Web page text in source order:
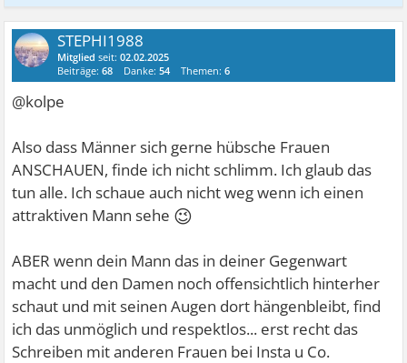
STEPHI1988
Mitglied seit:02.02.2025
Beiträge:68 Danke:54 Themen:6
@kolpe
Also dass Männer sich gerne hübsche Frauen
ANSCHAUEN, finde ich nicht schlimm. Ich glaub das
tun alle. Ich schaue auch nicht weg wenn ich einen
attraktiven Mann sehe 😉
ABER wenn dein Mann das in deiner Gegenwart
macht und den Damen noch offensichtlich hinterher
schaut und mit seinen Augen dort hängenbleibt, find
ich das unmöglich und respektlos... erst recht das
Schreiben mit anderen Frauen bei Insta u Co.